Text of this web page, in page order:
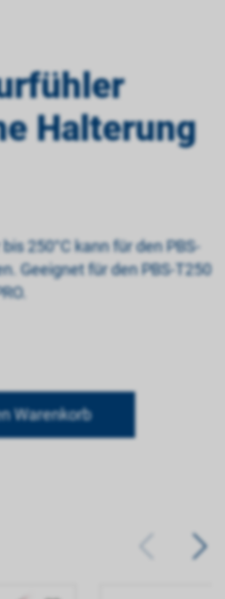
Halterung
250°C kann für den PBS-
Geeignet für den PBS-T250